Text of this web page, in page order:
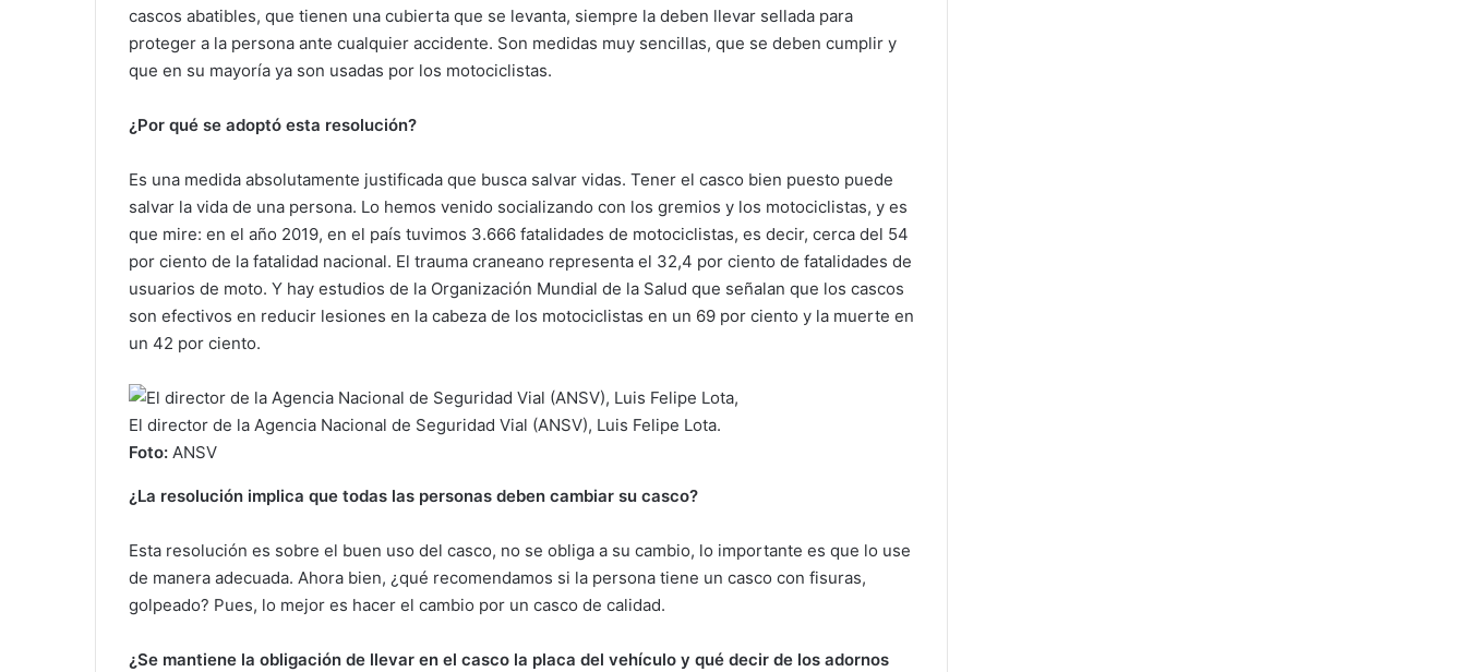
cascos abatibles, que tienen una cubierta que se levanta, siempre la deben llevar sellada para
proteger a la persona ante cualquier accidente. Son medidas muy sencillas, que se deben cumplir y
que en su mayoría ya son usadas por los motociclistas.
¿Por qué se adoptó esta resolución?
Es una medida absolutamente justificada que busca salvar vidas. Tener el casco bien puesto puede
salvar la vida de una persona. Lo hemos venido socializando con los gremios y los motociclistas, y es
que mire: en el año 2019, en el país tuvimos 3.666 fatalidades de motociclistas, es decir, cerca del 54
por ciento de la fatalidad nacional. El trauma craneano representa el 32,4 por ciento de fatalidades de
usuarios de moto. Y hay estudios de la Organización Mundial de la Salud que señalan que los cascos
son efectivos en reducir lesiones en la cabeza de los motociclistas en un 69 por ciento y la muerte en
un 42 por ciento.
El director de la Agencia Nacional de Seguridad Vial (ANSV), Luis Felipe Lota.
Foto: ANSV
¿La resolución implica que todas las personas deben cambiar su casco?
Esta resolución es sobre el buen uso del casco, no se obliga a su cambio, lo importante es que lo use
de manera adecuada. Ahora bien, ¿qué recomendamos si la persona tiene un casco con fisuras,
golpeado? Pues, lo mejor es hacer el cambio por un casco de calidad.
¿Se mantiene la obligación de llevar en el casco la placa del vehículo y qué decir de los adornos